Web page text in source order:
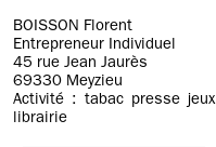
BOISSON Florent
Entrepreneur Individuel
45 rue Jean Jaurès
69330 Meyzieu
Activité : tabac presse jeux
librairie